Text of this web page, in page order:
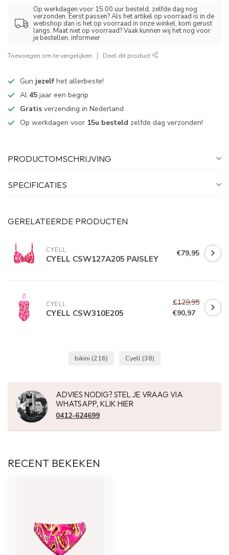
Op werkdagen voor 15:00 uur besteld, zelfde dag nog
verzonden. Eerst passen? Als het artikel op voorraad is in de
webshop dan is het op voorraad in onze winkel, kom gerust
langs. Maat niet op voorraad? Vaak kunnen wij het nog voor
je bestellen, informeer
Toevoegen om te vergelijken Deel dit product
Gun jezelf het allerbeste!
Al 45 jaar een begrip
Gratis verzending in Nederland
Op werkdagen voor 15u besteld zelfde dag verzonden!
PRODUCTOMSCHRIJVING
SPECIFICATIES
GERELATEERDE PRODUCTEN
CYELL
CYELL CSW127A205 PAISLEY €79,95
CYELL
CYELL CSW310E205
€129,95
€90,97
bikini (216) Cyell (38)
ADVIES NODIG? STEL JE VRAAG VIA
WHATSAPP, KLIK HIER
0412-624699
RECENT BEKEKEN